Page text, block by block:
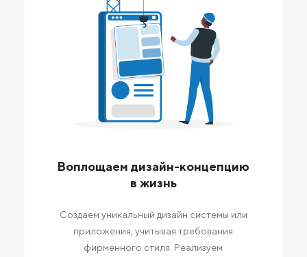
Воплощаем дизайн-концепцию
в жизнь
Создаем уникальный дизайн системы или
приложения, учитывая требования
фирменного стиля. Реализуем